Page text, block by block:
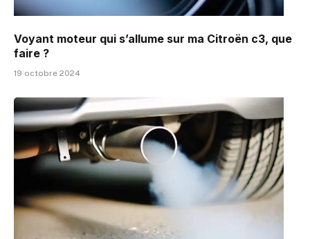
Voyant moteur qui s’allume sur ma Citroën c3, que
faire ?
19 octobre 2024